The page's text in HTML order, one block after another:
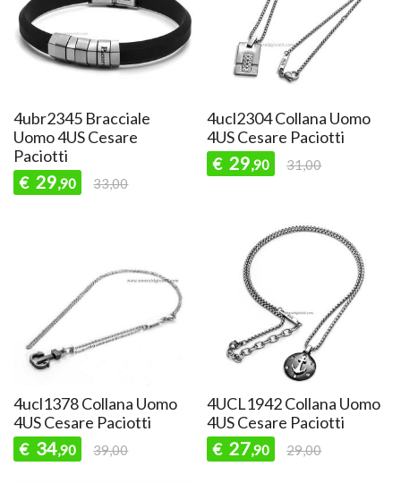
4ubr2345 Bracciale
Uomo 4US Cesare
Paciotti
€ 29,90 33,00
4ucl2304 Collana Uomo
4US Cesare Paciotti
€ 29,90 31,00
4ucl1378 Collana Uomo
4US Cesare Paciotti
€ 34,90 39,00
4UCL1942 Collana Uomo
4US Cesare Paciotti
€ 27,90 29,00